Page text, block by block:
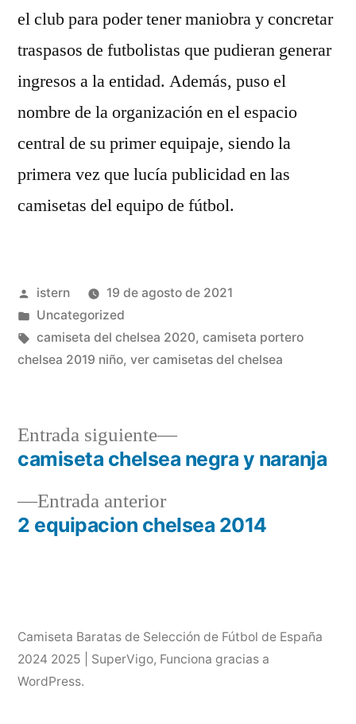
el club para poder tener maniobra y concretar
traspasos de futbolistas que pudieran generar
ingresos a la entidad. Además, puso el
nombre de la organización en el espacio
central de su primer equipaje, siendo la
primera vez que lucía publicidad en las
camisetas del equipo de fútbol.
Publicado
por
istern
19 de agosto de 2021
Publicado
en
Uncategorized
Etiquetas:
camiseta del chelsea 2020, camiseta portero
chelsea 2019 niño, ver camisetas del chelsea
Navegación
de
entradas
Entrada anteriorEntrada
anterior:
2 equipacion chelsea 2014
Entrada siguiente
Entrada
siguiente:
camiseta chelsea negra y naranja
Camiseta Baratas de Selección de Fútbol de España
2024 2025 | SuperVigo, Funciona gracias a
WordPress.